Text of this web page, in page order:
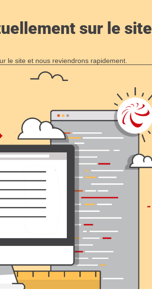
sur le site
le site et nous reviendrons rapidement.